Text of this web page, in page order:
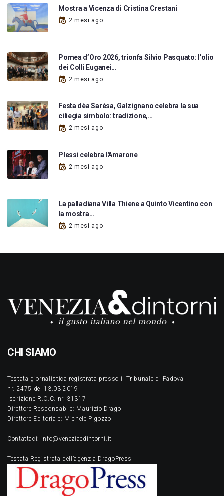
Mostra a Vicenza di Cristina Crestani
2 mesi ago
Pomea d’Oro 2026, trionfa Silvio Pasquato: l’olio
dei Colli Euganei…
2 mesi ago
Festa dèa Sarésa, Galzignano celebra la sua
ciliegia simbolo: tradizione,…
2 mesi ago
Plessi celebra l'Amarone
2 mesi ago
La palladiana Villa Thiene a Quinto Vicentino con
la mostra…
2 mesi ago
CHI SIAMO
Testata giornalistica registrata presso il Tribunale di Padova
nr. 2475 del 13.03.2019
Iscrizione R.O.C. nr. 31317
Direttore Responsabile: Maurizio Drago
Direttore Editoriale: Michele Pigozzo
Contattaci: info@veneziaedintorni.it
Testata Registrata dell’agenzia DragoPress